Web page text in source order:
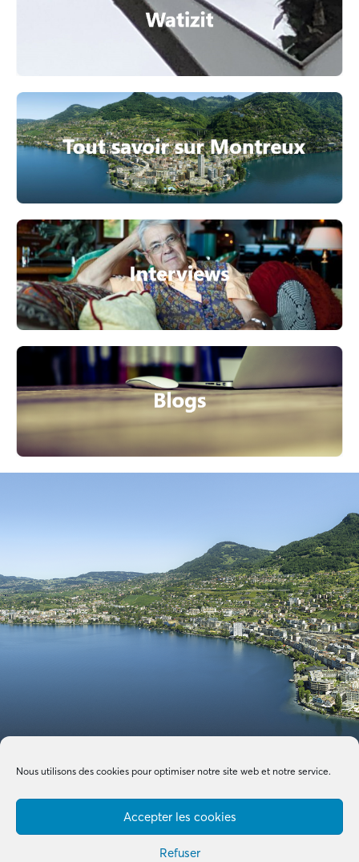
Nous utilisons des cookies pour optimiser notre site web et notre service.
Accepter les cookies
Refuser